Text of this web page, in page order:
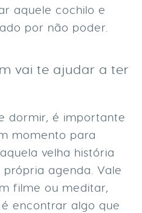
aquele cochilo e
por não poder.
vai te ajudar a ter
dormir, é importante
momento para
velha história
agenda. Vale
filme ou meditar,
encontrar algo que